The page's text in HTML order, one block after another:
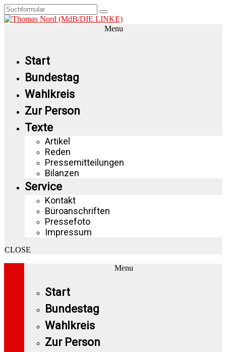
Menu
Start
Bundestag
Wahlkreis
Zur Person
Texte
Artikel
Reden
Pressemitteilungen
Bilanzen
Service
Kontakt
Büroanschriften
Pressefoto
Impressum
CLOSE
Menu
Start
Bundestag
Wahlkreis
Zur Person